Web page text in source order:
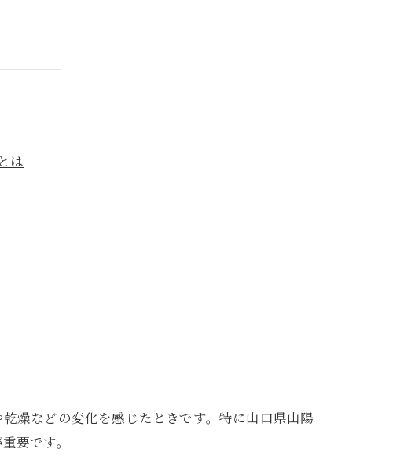
は
燥などの変化を感じたときです。特に山口県山陽
要です。